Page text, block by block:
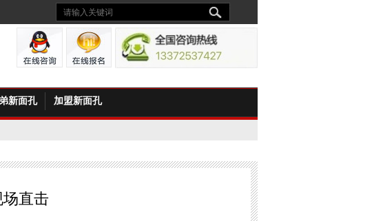
新面孔 加盟新面孔
场直击